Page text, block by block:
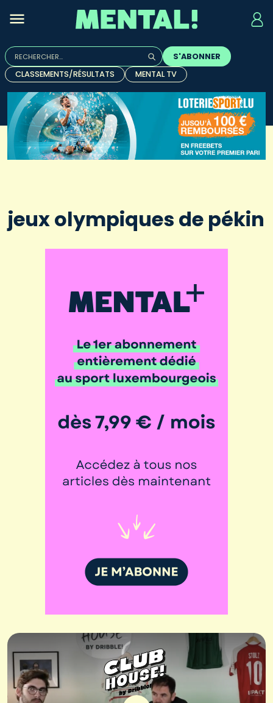
Rechercher :
Quand les résultats de l'auto-complétion sont
S'ABONNER
CLASSEMENTS/RÉSULTATS
MENTAL TV
jeux olympiques de pékin